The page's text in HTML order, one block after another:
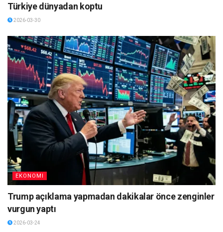
Türkiye dünyadan koptu
2026-03-30
EKONOMI
Trump açıklama yapmadan dakikalar önce zenginler
vurgun yaptı
2026-03-24